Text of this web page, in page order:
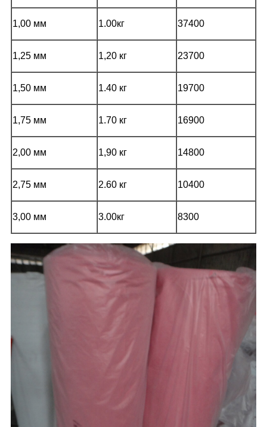
1,00 мм 1.00кг 37400
1,25 мм 1,20 кг 23700
1,50 мм 1.40 кг 19700
1,75 мм 1.70 кг 16900
2,00 мм 1,90 кг 14800
2,75 мм 2.60 кг 10400
3,00 мм 3.00кг 8300